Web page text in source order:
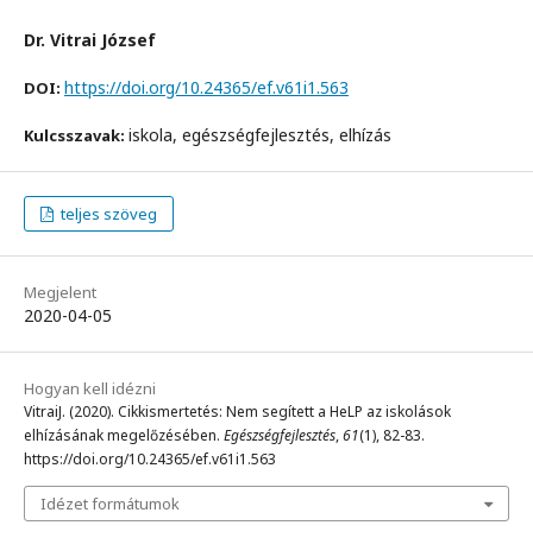
Dr. Vitrai József
DOI: https://doi.org/10.24365/ef.v61i1.563
Kulcsszavak: iskola, egészségfejlesztés, elhízás
teljes szöveg
Megjelent
2020-04-05
Hogyan kell idézni
VitraiJ. (2020). Cikkismertetés: Nem segített a HeLP az iskolások
elhízásának megelőzésében. Egészségfejlesztés,61(1), 82-83.
https://doi.org/10.24365/ef.v61i1.563
Idézet formátumok